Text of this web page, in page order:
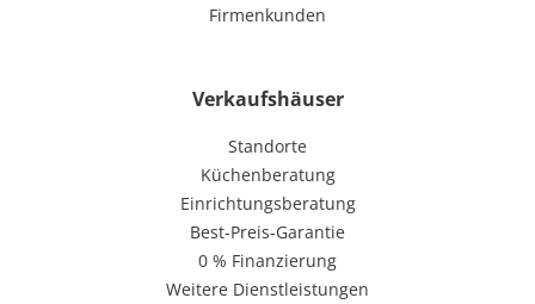
Firmenkunden
Verkaufshäuser
Standorte
Küchenberatung
Einrichtungsberatung
Best-Preis-Garantie
0 % Finanzierung
Weitere Dienstleistungen